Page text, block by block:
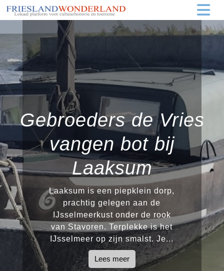
Gebroeders de Vries
vangen bot bij
Laaksum
Laaksum is een piepklein dorp,
prachtig gelegen aan de
IJsselmeerkust onder de rook
van Stavoren. Terplekke is het
IJsselmeer op zijn smalst. Je...
Lees meer